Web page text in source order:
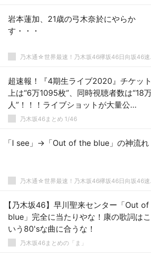
岩本蓮加、21歳の弓木奈於にやらか
す・・・
乃木通
超速報！『4期生ライブ2020』チケッ
上は“6万1095枚”、同時視聴者数は“18
人”！！！ライブショットが大量公
開！！！！！！ｷﾀ━━━━(ﾟ
乃木坂46まとめ 1/46
「I see」→「Out of the blue」の神流れ
乃木通
【乃木坂46】早川聖来センター「Out
blue」完全に当たりやな！康の歌詞はこ
いう80'sな曲に合うな！
乃木坂46まとめの「ま」